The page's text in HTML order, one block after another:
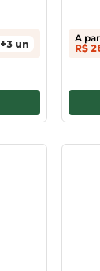
+3 un A
R$